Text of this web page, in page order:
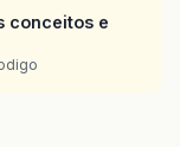
conceitos e